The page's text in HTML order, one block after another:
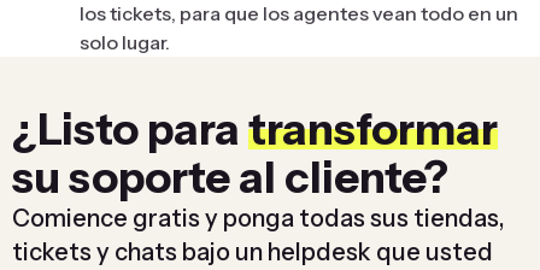
los tickets, para que los agentes vean todo en un
solo lugar.
¿Listo para transformar
su soporte al cliente?
Comience gratis y ponga todas sus tiendas,
tickets y chats bajo un helpdesk que usted